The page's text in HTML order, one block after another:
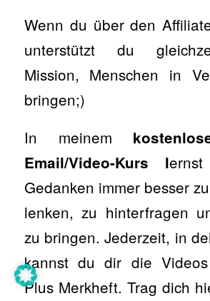
Wenn du über den
unterstützt du
Mission, Menschen in
bringen;)
In meinem
Email/Video-Kurs l
Gedanken immer besser
lenken, zu hinterfragen
zu bringen. Jederzeit, in
kannst du dir die Videos
Plus Merkheft. Trag dich
SEHR GUT
106
Bewertungen von
anderen Quellen
Blick aufs